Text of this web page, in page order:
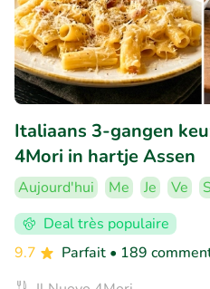
Italiaans 3-gangen
4Mori in hartje Assen
Aujourd'hui Me Je Ve
Deal très populaire
9.7
Parfait • 189